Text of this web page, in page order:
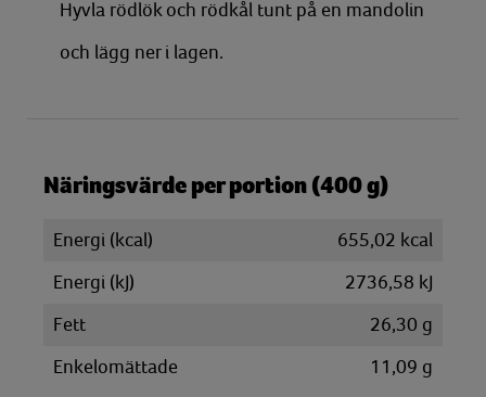
Hyvla rödlök och rödkål tunt på en mandolin
och lägg ner i lagen.
Näringsvärde per portion (400 g)
Energi (kcal)
655,02 kcal
Energi (kJ)
2736,58 kJ
Fett
26,30 g
Enkelomättade
11,09 g